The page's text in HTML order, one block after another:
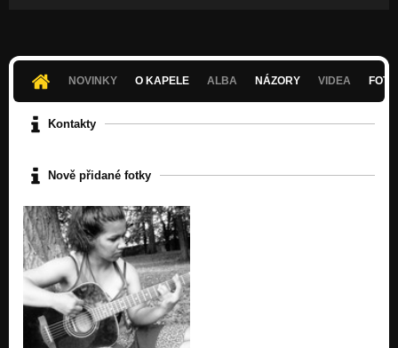
NOVINKY O KAPELE ALBA NÁZORY VIDEA
Kontakty
Nově přidané fotky